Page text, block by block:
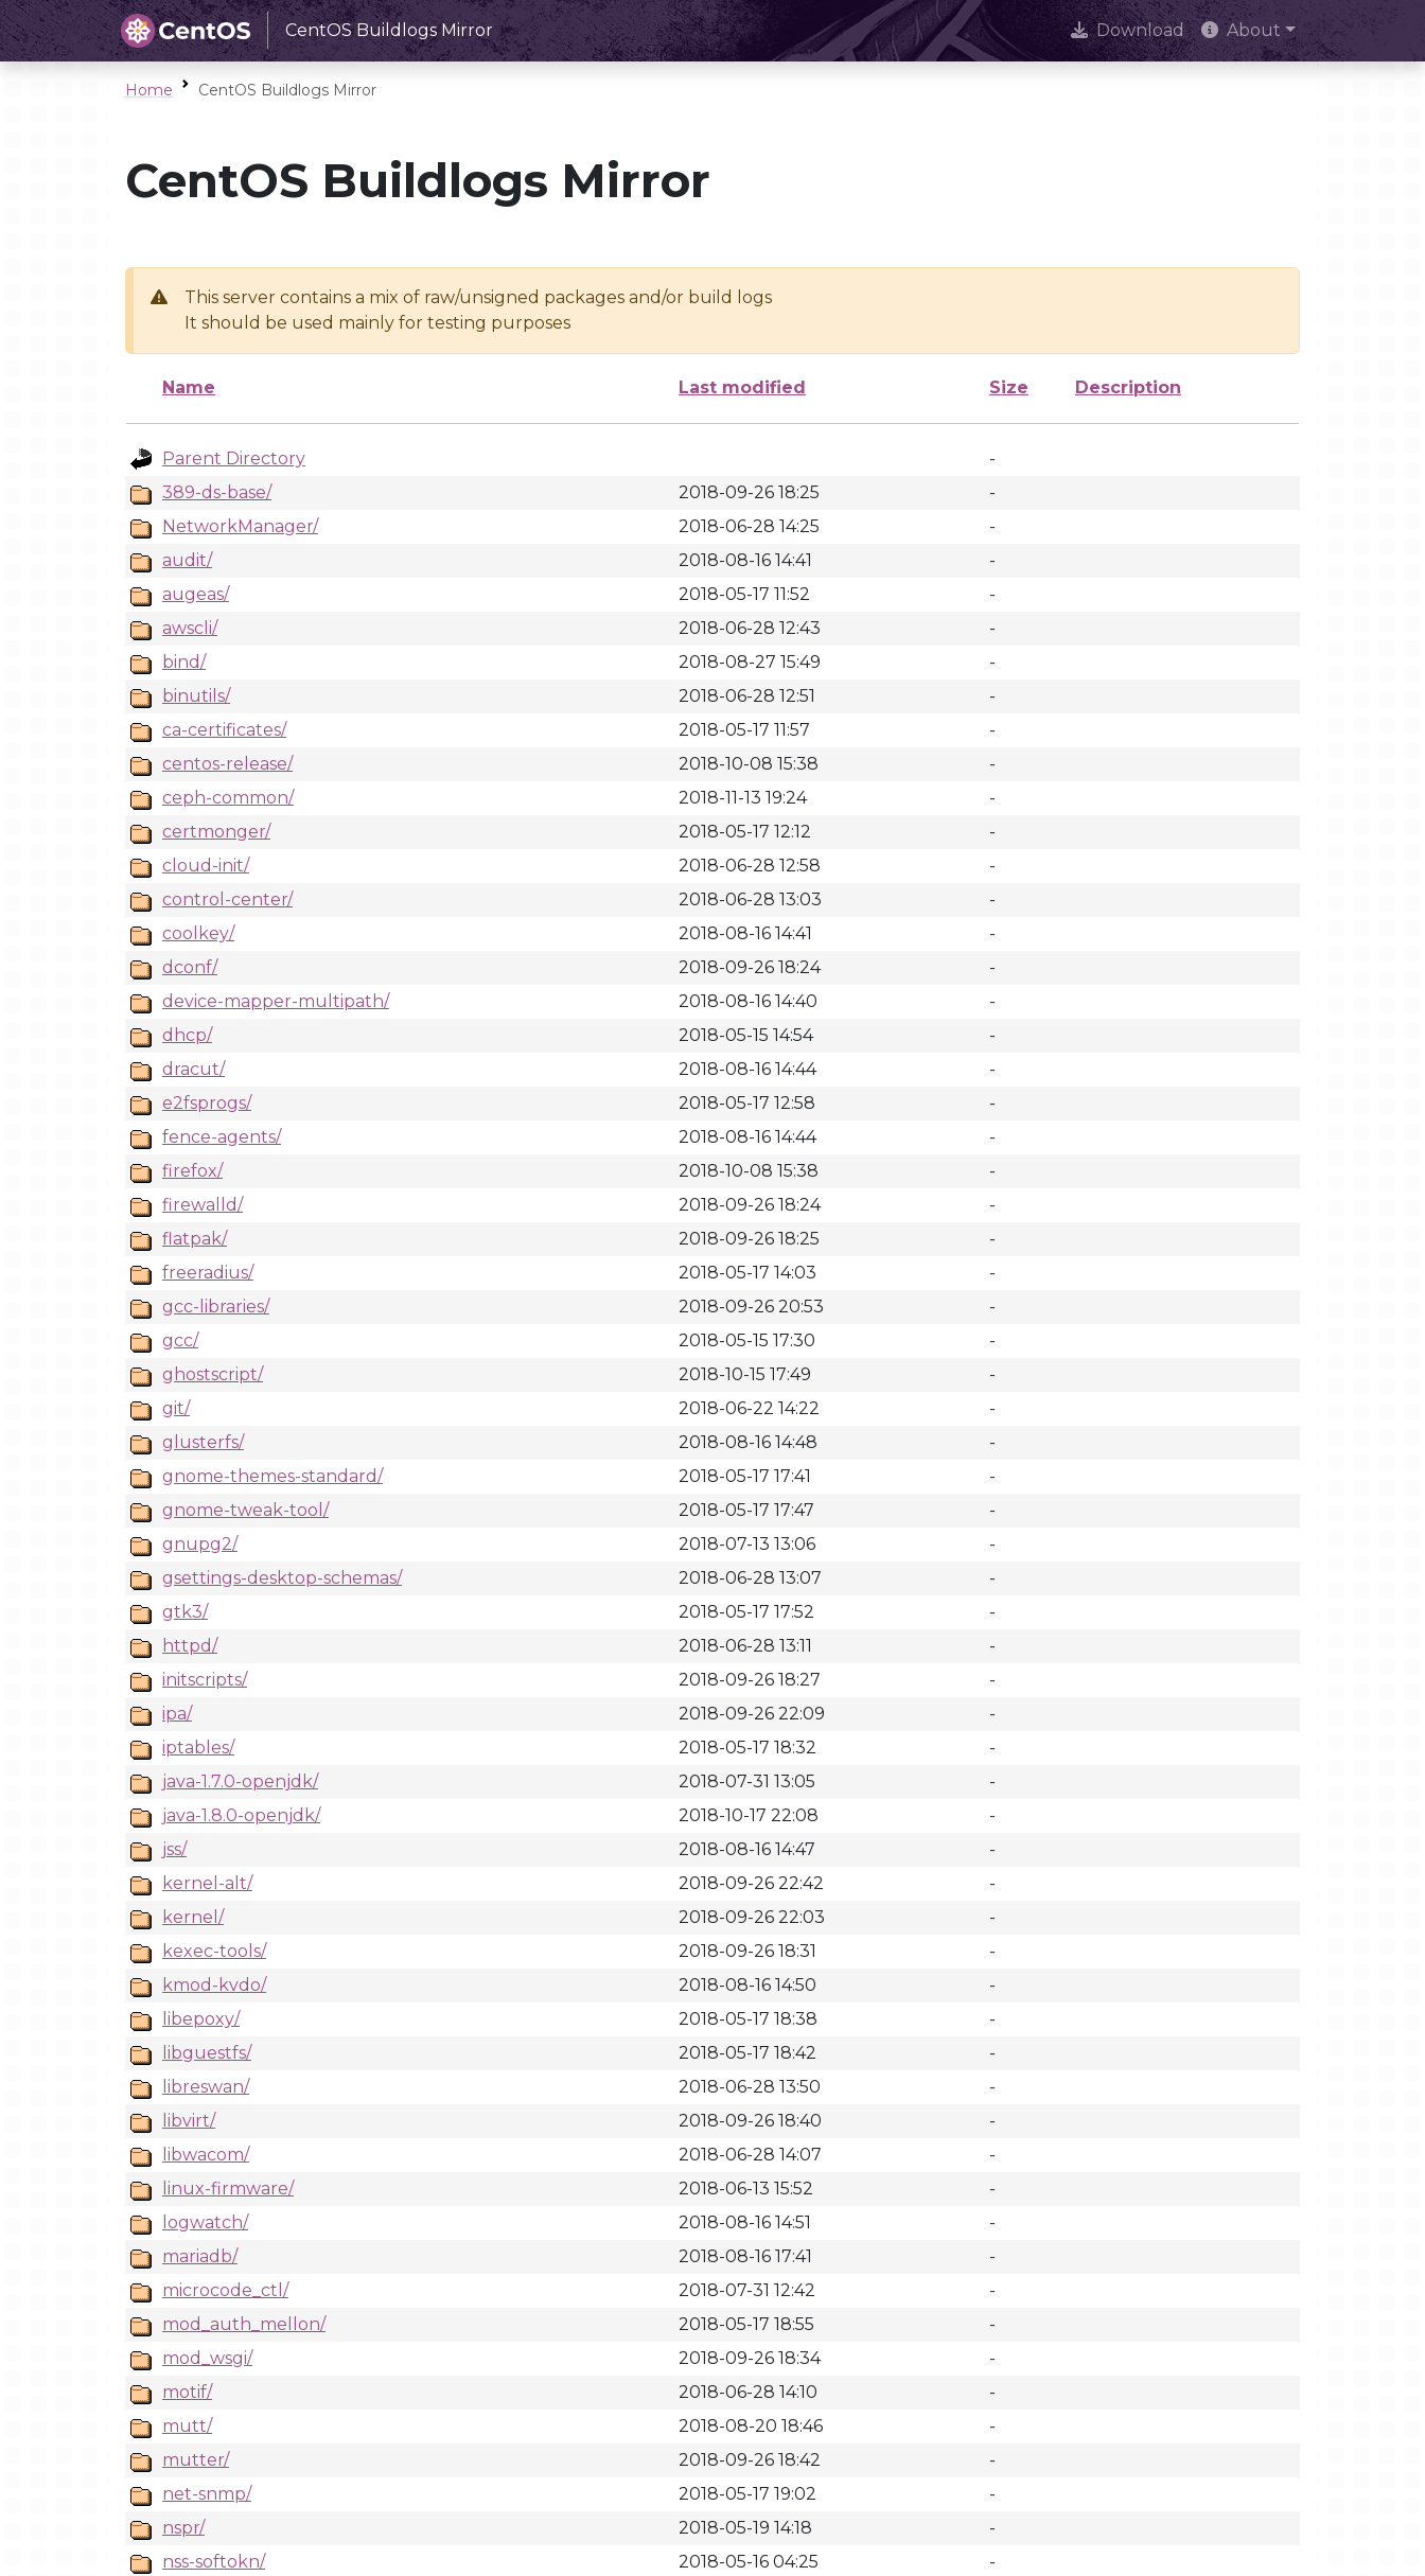
CentOS Buildlogs Mirror Download About
Home CentOS Buildlogs Mirror
CentOS Buildlogs Mirror
This server contains a mix of raw/unsigned packages and/or build logs
It should be used mainly for testing purposes
Name Last modified Size Description
Parent Directory
-
389-ds-base/
2018-09-26 18:25
-
NetworkManager/
2018-06-28 14:25
-
audit/
2018-08-16 14:41
-
augeas/
2018-05-17 11:52
-
awscli/
2018-06-28 12:43
-
bind/
2018-08-27 15:49
-
binutils/
2018-06-28 12:51
-
ca-certificates/
2018-05-17 11:57
-
centos-release/
2018-10-08 15:38
-
ceph-common/
2018-11-13 19:24
-
certmonger/
2018-05-17 12:12
-
cloud-init/
2018-06-28 12:58
-
control-center/
2018-06-28 13:03
-
coolkey/
2018-08-16 14:41
-
dconf/
2018-09-26 18:24
-
device-mapper-multipath/
2018-08-16 14:40
-
dhcp/
2018-05-15 14:54
-
dracut/
2018-08-16 14:44
-
e2fsprogs/
2018-05-17 12:58
-
fence-agents/
2018-08-16 14:44
-
firefox/
2018-10-08 15:38
-
firewalld/
2018-09-26 18:24
-
flatpak/
2018-09-26 18:25
-
freeradius/
2018-05-17 14:03
-
gcc-libraries/
2018-09-26 20:53
-
gcc/
2018-05-15 17:30
-
ghostscript/
2018-10-15 17:49
-
git/
2018-06-22 14:22
-
glusterfs/
2018-08-16 14:48
-
gnome-themes-standard/
2018-05-17 17:41
-
gnome-tweak-tool/
2018-05-17 17:47
-
gnupg2/
2018-07-13 13:06
-
gsettings-desktop-schemas/
2018-06-28 13:07
-
gtk3/
2018-05-17 17:52
-
httpd/
2018-06-28 13:11
-
initscripts/
2018-09-26 18:27
-
ipa/
2018-09-26 22:09
-
iptables/
2018-05-17 18:32
-
java-1.7.0-openjdk/
2018-07-31 13:05
-
java-1.8.0-openjdk/
2018-10-17 22:08
-
jss/
2018-08-16 14:47
-
kernel-alt/
2018-09-26 22:42
-
kernel/
2018-09-26 22:03
-
kexec-tools/
2018-09-26 18:31
-
kmod-kvdo/
2018-08-16 14:50
-
libepoxy/
2018-05-17 18:38
-
libguestfs/
2018-05-17 18:42
-
libreswan/
2018-06-28 13:50
-
libvirt/
2018-09-26 18:40
-
libwacom/
2018-06-28 14:07
-
linux-firmware/
2018-06-13 15:52
-
logwatch/
2018-08-16 14:51
-
mariadb/
2018-08-16 17:41
-
microcode_ctl/
2018-07-31 12:42
-
mod_auth_mellon/
2018-05-17 18:55
-
mod_wsgi/
2018-09-26 18:34
-
motif/
2018-06-28 14:10
-
mutt/
2018-08-20 18:46
-
mutter/
2018-09-26 18:42
-
net-snmp/
2018-05-17 19:02
-
nspr/
2018-05-19 14:18
-
nss-softokn/
2018-05-16 04:25
-